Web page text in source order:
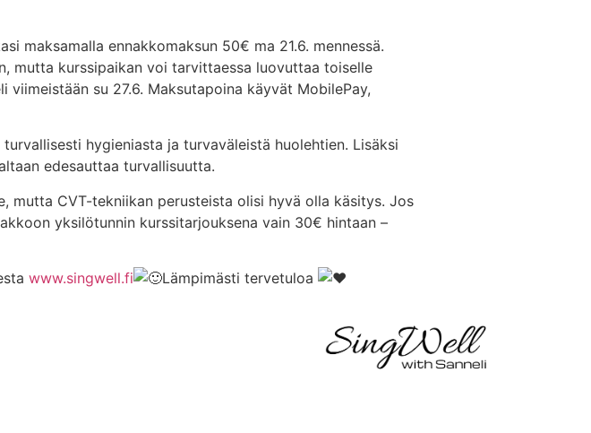
maksamalla ennakkomaksun 50€ ma 21.6. mennessä.
mutta kurssipaikan voi tarvittaessa luovuttaa toiselle
viimeistään su 27.6. Maksutapoina käyvät MobilePay,
hygieniasta ja turvaväleistä huolehtien. Lisäksi
edesauttaa turvallisuutta.
mutta CVT-tekniikan perusteista olisi hyvä olla käsitys. Jos
yksilötunnin kurssitarjouksena vain 30€ hintaan –
www.singwell.fi Lämpimästi tervetuloa